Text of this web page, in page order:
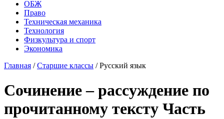
ОБЖ
Право
Техническая механика
Технология
Физкультура и спорт
Экономика
Главная /Старшие классы /Русский язык
Сочинение – рассуждение по
прочитанному тексту Часть